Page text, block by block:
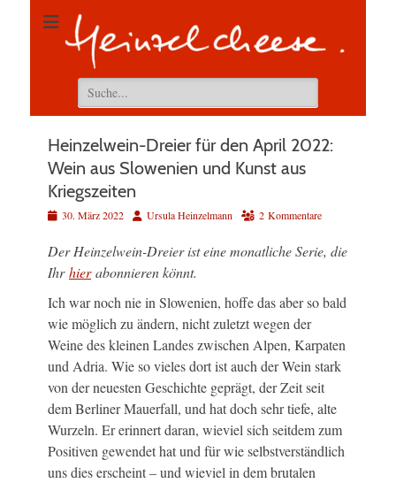
Suchen
nach:
Heinzelwein-Dreier für den April 2022:
Wein aus Slowenien und Kunst aus
Kriegszeiten
Veröffentlicht
30. März 2022 AutorUrsula Heinzelmann 2 Kommentare
Der Heinzelwein-Dreier ist eine monatliche Serie, die
Ihrhierabonnieren könnt.
Ich war noch nie in Slowenien, hoffe das aber so bald
wie möglich zu ändern, nicht zuletzt wegen der
Weine des kleinen Landes zwischen Alpen, Karpaten
und Adria. Wie so vieles dort ist auch der Wein stark
von der neuesten Geschichte geprägt, der Zeit seit
dem Berliner Mauerfall, und hat doch sehr tiefe, alte
Wurzeln. Er erinnert daran, wieviel sich seitdem zum
Positiven gewendet hat und für wie selbstverständlich
uns dies erscheint – und wieviel in dem brutalen